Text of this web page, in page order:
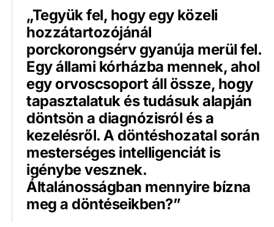
„Tegyük fel, hogy egy közeli
hozzátartozójánál
porckorongsérv gyanúja merül fel.
Egy állami kórházba mennek, ahol
egy orvoscsoport áll össze, hogy
tapasztalatuk és tudásuk alapján
döntsön a diagnózisról és a
kezelésről. A döntéshozatal során
mesterséges intelligenciát is
igénybe vesznek.
Általánosságban mennyire bízna
meg a döntéseikben?”